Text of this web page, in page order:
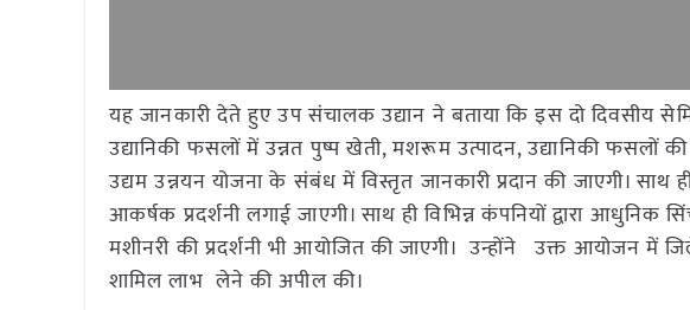
यह जानकारी देते हुए उप संचालक उद्यान ने बताया कि इस दो दिवसीय
उद्यानिकी फसलों में उन्नत पुष्प खेती, मशरूम उत्पादन, उद्यानिकी फसलों की
उद्यम उन्नयन योजना के संबंध में विस्तृत जानकारी प्रदान की जाएगी। साथ
आकर्षक प्रदर्शनी लगाई जाएगी। साथ ही विभिन्न कंपनियों द्वारा
मशीनरी की प्रदर्शनी भी आयोजित की जाएगी। उन्होंने उक्त आयोजन
शामिल लाभ लेने की अपील की।